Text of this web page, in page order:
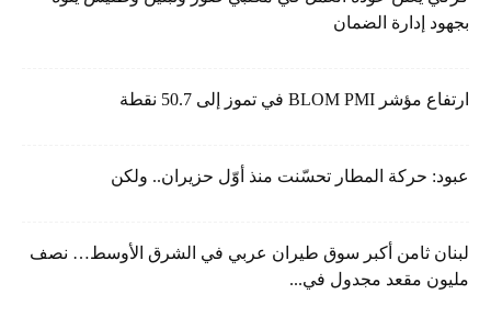
بجهود إدارة الضمان
ارتفاع مؤشر BLOM PMI في تموز إلى 50.7 نقطة
عبود: حركة المطار تحسّنت منذ أوّل حزيران.. ولكن
لبنان ثامن أكبر سوق طيران عربي في الشرق الأوسط… نصف
مليون مقعد مجدول في...